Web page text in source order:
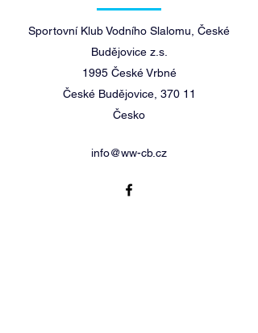
Sportovní Klub Vodního Slalomu, České
Budějovice z.s.
1995 České Vrbné
České Budějovice, 370 11
Česko
info@ww-cb.cz